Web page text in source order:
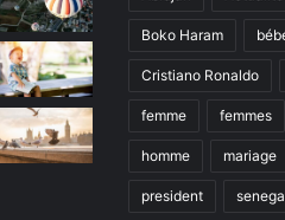
Boko Haram
Cristiano Ronaldo
femme femmes
homme mariage
president